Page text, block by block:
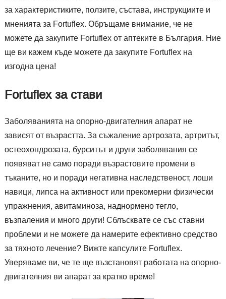
за характеристиките, ползите, състава, инструкциите и
мненията за Fortuflex. Обръщаме внимание, че не
можете да закупите Fortuflex от аптеките в България. Ние
ще ви кажем къде можете да закупите Fortuflex на
изгодна цена!
Fortuflex за стави
Заболяванията на опорно-двигателния апарат не
зависят от възрастта. За съжаление артрозата, артритът,
остеохондрозата, бурситът и други заболявания се
появяват не само поради възрастовите промени в
тъканите, но и поради негативна наследственост, лоши
навици, липса на активност или прекомерни физически
упражнения, авитаминоза, наднормено тегло,
възпаления и много други! Сблъсквате се със ставни
проблеми и не можете да намерите ефективно средство
за тяхното лечение? Вижте капсулите Fortuflex.
Уверяваме ви, че те ще възстановят работата на опорно-
двигателния ви апарат за кратко време!